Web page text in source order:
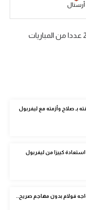
أرسنال
عددا من المباريات
بـ صلاح وأزمته مع ليفربول
كييزا من ليفربول
فولام بدون مهاجم صريح..